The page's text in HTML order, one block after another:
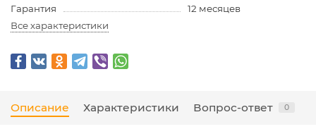
Гарантия
12 месяцев
Все характеристики
Описание Характеристики Вопрос-ответ 0